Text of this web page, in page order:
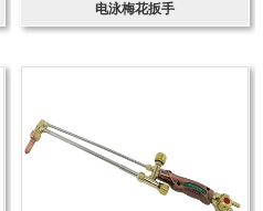
电泳梅花扳手